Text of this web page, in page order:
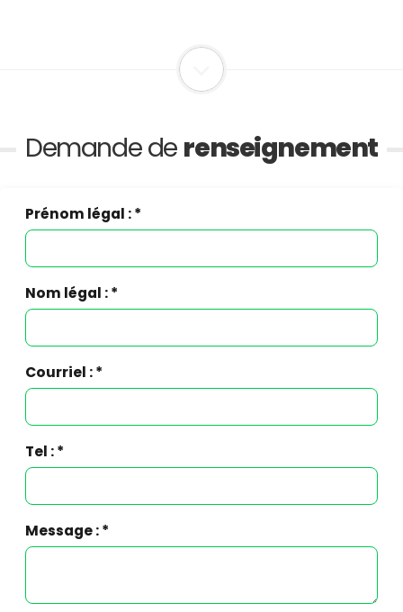
Demande de renseignement
Prénom légal : *
Nom légal : *
Courriel : *
Tel : *
Message : *